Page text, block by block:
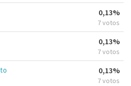
0,13%
7 votos
0,13%
7 votos
0,13%
7 votos